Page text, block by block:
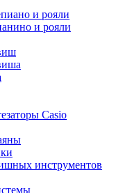
и рояли
и рояли
Casio
инструментов